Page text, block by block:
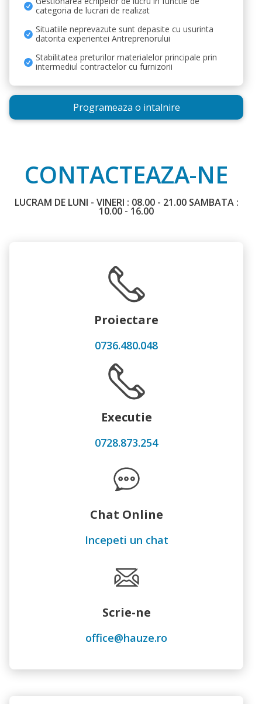
categoria de lucrari de realizat
Situatiile neprevazute sunt depasite cu usurinta
datorita experientei Antreprenorului
Stabilitatea preturilor materialelor principale prin
intermediul contractelor cu furnizorii
Programeaza o intalnire
CONTACTEAZA-NE
LUCRAM DE LUNI - VINERI : 08.00 - 21.00 SAMBATA :
10.00 - 16.00
Proiectare
0736.480.048
Executie
0728.873.254
Chat Online
Incepeti un chat
Scrie-ne
office@hauze.ro